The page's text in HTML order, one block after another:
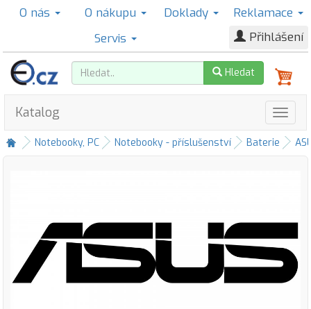
O nás O nákupu Doklady
Reklamace
Servis
Přihlášení
Hledat
Katalog
Notebooky, PC Notebooky - příslušenství Baterie